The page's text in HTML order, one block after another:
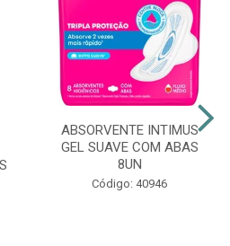
ABSORVENTE INTIMUS
GEL SUAVE COM ABAS
8UN
Código: 40946